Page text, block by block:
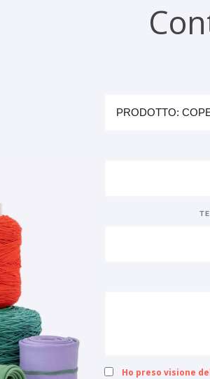
Ho preso visione